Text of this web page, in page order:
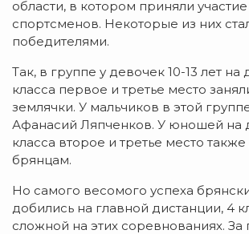
области, в котором приняли
спортсменов. Некоторые из них
победителями.
Так, в группе у девочек 10-13 лет на
класса первое и третье место
землячки. У мальчиков в этой
Афанасий Ляпченков. У юношей на
класса второе и третье место также
брянцам.
Но самого весомого успеха
добились на главной дистанции, 4
сложной на этих соревнованиях. За